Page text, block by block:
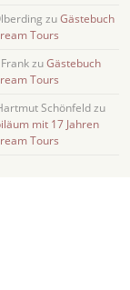
zuGästebuch
Tours
zuGästebuch
Tours
Schönfeldzu
mit 17 Jahren
Tours